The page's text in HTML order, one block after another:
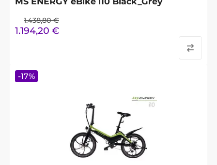
1.438,80 €
1.194,20 €
-17%